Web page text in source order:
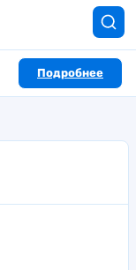
Подробнее